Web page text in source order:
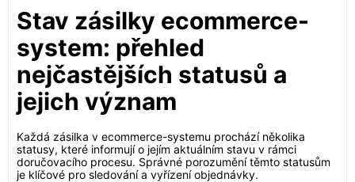
Stav zásilky ecommerce-
system: přehled
nejčastějších statusů a
jejich význam
Každá zásilka v ecommerce-systemu prochází několika
statusy, které informují o jejím aktuálním stavu v rámci
doručovacího procesu. Správné porozumění těmto statusům
je klíčové pro sledování a vyřízení objednávky.